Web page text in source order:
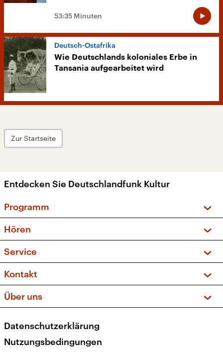
53:35 Minuten
Deutsch-Ostafrika
Wie Deutschlands koloniales Erbe in
Tansania aufgearbeitet wird
Zur Startseite
Entdecken Sie Deutschlandfunk Kultur
Programm
Sendungen und Podcasts
Musikliste
Kakadu – Das Kinderprogramm
Hören
Frequenzen (UKW + DAB+)
Service
FAQ
Apps
Newsletter
Kontakt
Social Media
Über uns
Presse
Karriere
Datenschutzerklärung
Nutzungsbedingungen